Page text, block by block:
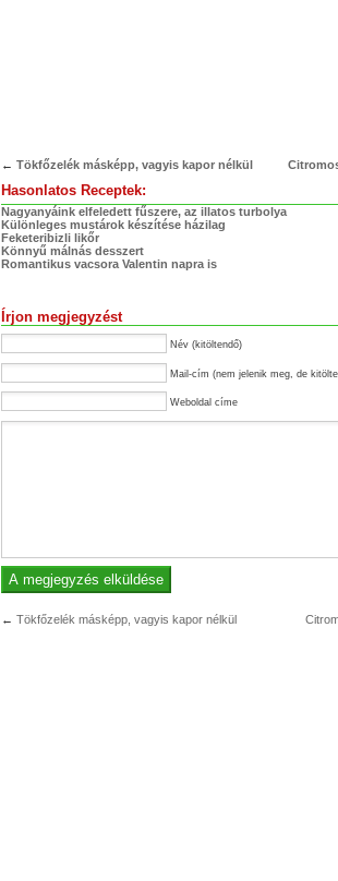
← Tökfőzelék másképp, vagyis kapor nélkül
Hasonlatos Receptek:
Nagyanyáink elfeledett fűszere, az illatos turbolya
Különleges mustárok készítése házilag
Feketeribizli likőr
Könnyű málnás desszert
Romantikus vacsora Valentin napra is
Írjon megjegyzést
Név (kitöltendő)
Mail-cím (nem jelenik meg, de
Weboldal címe
← Tökfőzelék másképp, vagyis kapor nélkül